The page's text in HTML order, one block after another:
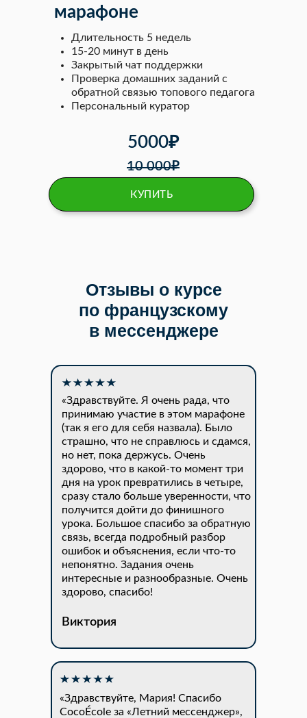
марафоне
Длительность 5 недель
15-20 минут в день
Закрытый чат поддержки
Проверка домашних заданий с
обратной связью топового педагога
Персональный куратор
КУПИТЬ
10 000₽
5000₽
Отзывы о курсе
по французскому
в мессенджере
«Здравствуйте, Мария! Спасибо
CocoÉcole за «Летний мессенджер»,
«Здравствуйте. Я очень рада, что
принимаю участие в этом марафоне
(так я его для себя назвала). Было
страшно, что не справлюсь и сдамся,
но нет, пока держусь. Очень
здорово, что в какой-то момент три
дня на урок превратились в четыре,
сразу стало больше уверенности, что
получится дойти до финишного
урока. Большое спасибо за обратную
связь, всегда подробный разбор
ошибок и объяснения, если что-то
непонятно. Задания очень
интересные и разнообразные. Очень
здорово, спасибо!
Виктория